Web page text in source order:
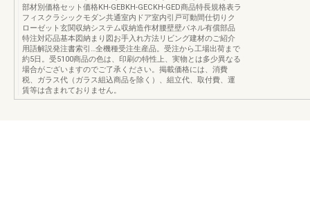
部材別価格セット価格KH-GEBKH-GECKH-GED商品特長規格表ラ
フィスクラシックモダン共通室内ドア室内引戸可動間仕切りク
ローゼット玄関収納システム収納造作材腰壁壁パネル有償部品
特注対応品基本図納まり図お手入れ方法リビング建材のご紹介
用語解説発注書索引…全機種受注生産品。受注から工場出荷まで
約5日。受5100商品の色は、印刷の特性上、実物とは多少異なる
場合がございますのでご了承ください。掲載価格には、消費
税、ガラス代（ガラス組込商品を除く）、組立代、取付費、運
賃等は含まれておりません。